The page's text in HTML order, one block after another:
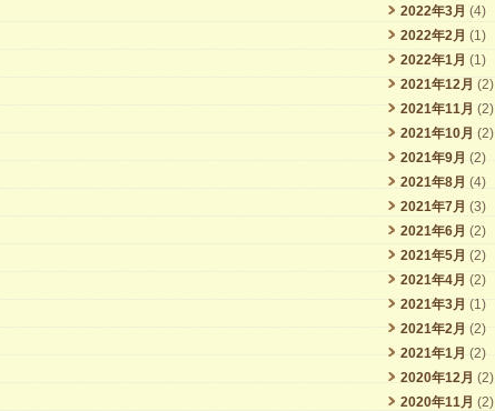
2022年3月 (4)
2022年2月 (1)
2022年1月 (1)
2021年12月 (2)
2021年11月 (2)
2021年10月 (2)
2021年9月 (2)
2021年8月 (4)
2021年7月 (3)
2021年6月 (2)
2021年5月 (2)
2021年4月 (2)
2021年3月 (1)
2021年2月 (2)
2021年1月 (2)
2020年12月 (2)
2020年11月 (2)